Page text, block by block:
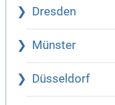
Dresden
Münster
Düsseldorf